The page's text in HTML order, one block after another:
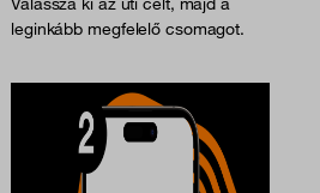
leginkább megfelelő csomagot.